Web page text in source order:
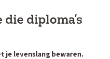
diploma’s
je levenslang bewaren.